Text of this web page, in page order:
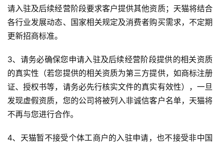
请入驻及后续经营阶段要求客户提供其他资质；天猫将结合
各行业发展动态、国家相关规定及消费者购买需求，不定期
更新招商标准。
3、请务必确保您申请入驻及后续经营阶段提供的相关资质
的真实性（若您提供的相关资质为第三方提供，如商标注册
证、授权书等，请务必先行核实文件的真实有效性），一旦
发现虚假资质，您的公司将被列入非诚信客户名单，天猫将
不再与您进行合作。
4、天猫暂不接受个体工商户的入驻申请，也不接受非中国